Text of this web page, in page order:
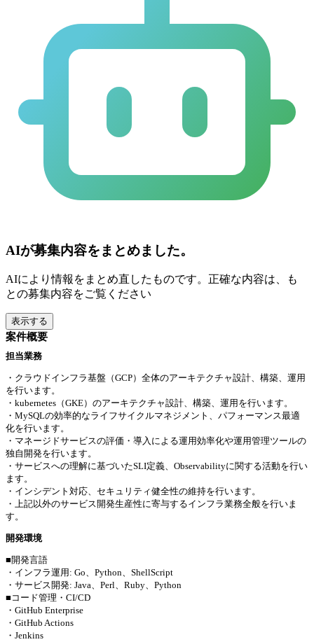
AIが募集内容をまとめました。
AIにより情報をまとめ直したものです。正確な内容は、も
との募集内容をご覧ください
表示する
案件概要
担当業務
・クラウドインフラ基盤（GCP）全体のアーキテクチャ設計、構築、運用
を行います。
・kubernetes（GKE）のアーキテクチャ設計、構築、運用を行います。
・MySQLの効率的なライフサイクルマネジメント、パフォーマンス最適
化を行います。
・マネージドサービスの評価・導入による運用効率化や運用管理ツールの
独自開発を行います。
・サービスへの理解に基づいたSLI定義、Observabilityに関する活動を行い
ます。
・インシデント対応、セキュリティ健全性の維持を行います。
・上記以外のサービス開発生産性に寄与するインフラ業務全般を行いま
す。
開発環境
■開発言語
・インフラ運用: Go、Python、ShellScript
・サービス開発: Java、Perl、Ruby、Python
■コード管理・CI/CD
・GitHub Enterprise
・GitHub Actions
・Jenkins